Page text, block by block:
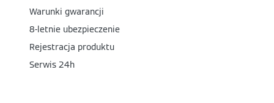
Warunki gwarancji
8-letnie ubezpieczenie
Rejestracja produktu
Serwis 24h